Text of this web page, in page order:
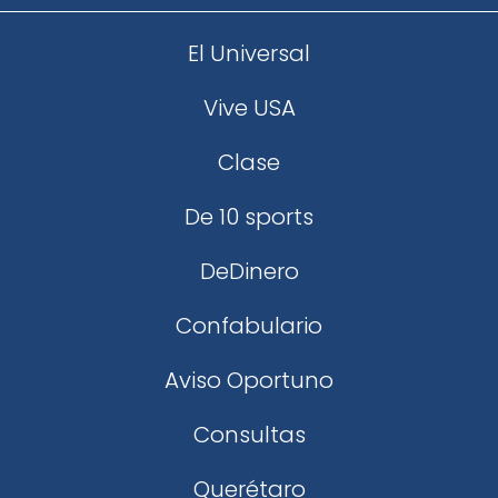
El Universal
Vive USA
Clase
De 10 sports
DeDinero
Confabulario
Aviso Oportuno
Consultas
Querétaro